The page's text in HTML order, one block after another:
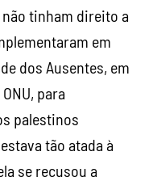
tinham direito a
em
dos Ausentes, em
para
palestinos
tão atada à
se recusou a